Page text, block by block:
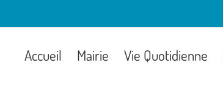
Accueil Mairie Vie Quotidienne